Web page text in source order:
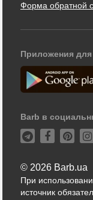
Форма обратной
Приложения
Barb в
© 2026 Barb.ua
При
источник